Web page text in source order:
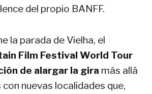
del propio BANFF.
la parada de Vielha, el
Film Festival World Tour
de alargar la gira más allá
nuevas localidades que,